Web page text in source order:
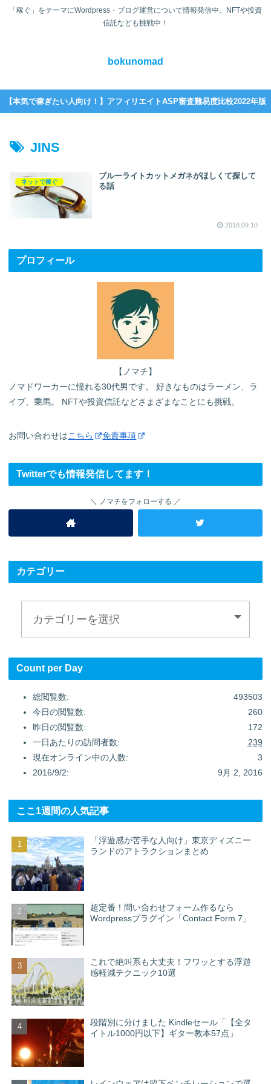
「稼ぐ」をテーマにWordpress・ブログ運営について情報発信中。NFTや投資
信託なども挑戦中！
bokunomad
【本気で稼ぎたい人向け！】アフィリエイトASP審査難易度比較2022年版
JINS
ネットで稼ぐ
ブルーライトカットメガネがほしくて探して
る話
2016.09.10
プロフィール
【ノマチ】
ノマドワーカーに憧れる30代男です。 好きなものはラーメン、ラ
イブ、乗馬。 NFTや投資信託などさまざまなことにも挑戦。
お問い合わせはこちら 免責事項
Twitterでも情報発信してます！
ノマチをフォローする
カテゴリー
Count per Day
493503
総閲覧数:
260
今日の閲覧数:
172
昨日の閲覧数:
239
一日あたりの訪問者数:
3
現在オンライン中の人数:
9月 2, 2016
2016/9/2:
ここ1週間の人気記事
「浮遊感が苦手な人向け」東京ディズニー
ランドのアトラクションまとめ
超定番！問い合わせフォーム作るなら
Wordpressプラグイン「Contact Form 7」
これで絶叫系も大丈夫！フワッとする浮遊
感軽減テクニック10選
段階別に分けました Kindleセール「【全タ
イトル1000円以下】ギター教本57点」